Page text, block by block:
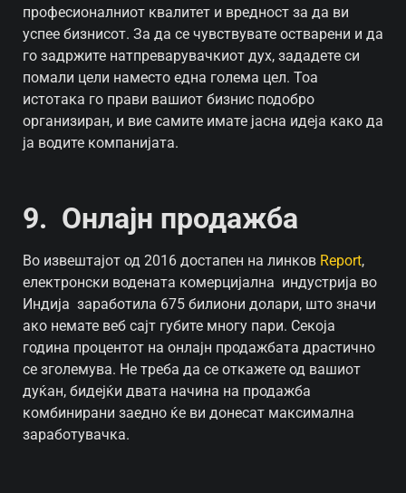
професионалниот квалитет и вредност за да ви
успее бизнисот. За да се чувствувате остварени и да
го задржите натпреварувачкиот дух, зададете си
помали цели наместо една голема цел. Тоа
истотака го прави вашиот бизнис подобро
организиран, и вие самите имате јасна идеја како да
ја водите компанијата.
9. Онлајн продажба
Во извештајот од 2016 достапен на линков Report,
електронски водената комерцијална индустрија во
Индија заработила 675 билиони долари, што значи
ако немате веб сајт губите многу пари. Секоја
година процентот на онлајн продажбата драстично
се зголемува. Не треба да се откажете од вашиот
дуќан, бидејќи двата начина на продажба
комбинирани заедно ќе ви донесат максимaлнa
заработувачка.